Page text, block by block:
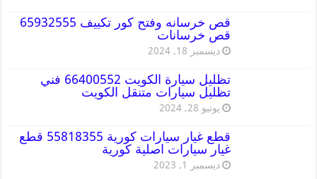
قص خرسانه وفتح كور تكييف 65932555
قص خرسانات
ديسمبر 18, 2024
تظليل سيارة الكويت 66400552 فني
تظليل سيارات متنقل الكويت
يونيو 28, 2024
قطع غيار سيارات كورية 55818355 قطع
غيار سيارات اصلية كورية
ديسمبر 1, 2023